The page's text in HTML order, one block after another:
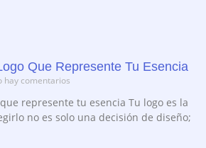
Que Represente Tu Esencia
hay comentarios
represente tu esencia Tu logo es la
no es solo una decisión de diseño;